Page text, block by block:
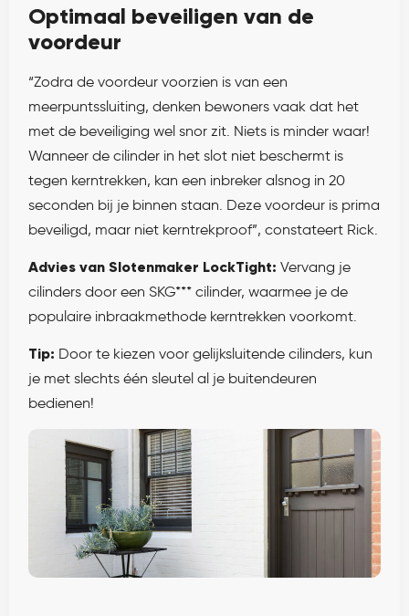
Optimaal beveiligen van de
voordeur
“Zodra de voordeur voorzien is van een
meerpuntssluiting, denken bewoners vaak dat het
met de beveiliging wel snor zit. Niets is minder waar!
Wanneer de cilinder in het slot niet beschermt is
tegen kerntrekken, kan een inbreker alsnog in 20
seconden bij je binnen staan. Deze voordeur is prima
beveiligd, maar niet kerntrekproof”, constateert Rick.
Advies van Slotenmaker LockTight: Vervang je
cilinders door een SKG*** cilinder, waarmee je de
populaire inbraakmethode kerntrekken voorkomt.
Tip: Door te kiezen voor gelijksluitende cilinders, kun
je met slechts één sleutel al je buitendeuren
bedienen!